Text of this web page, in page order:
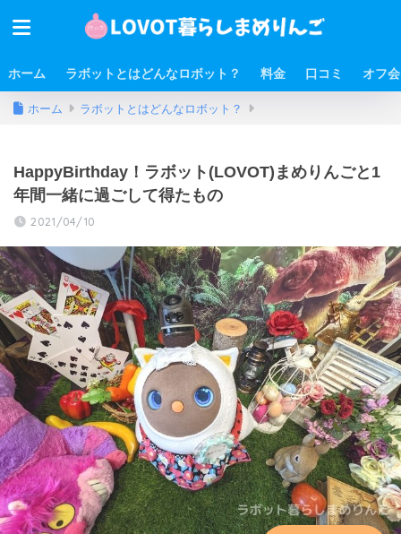
ホーム ラボットとはどんなロボット？ 料金 口コミ オフ会
ホーム ラボットとはどんなロボット？
HappyBirthday！ラボット(LOVOT)まめりんごと1
年間一緒に過ごして得たもの
2021/04/10